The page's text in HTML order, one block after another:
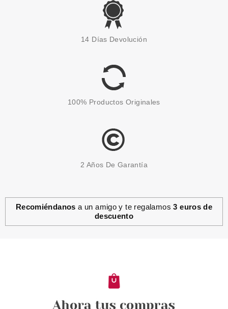
14 Días Devolución
100% Productos Originales
2 Años De Garantía
Recomiéndanos a un amigo y te regalamos3 euros de
descuento